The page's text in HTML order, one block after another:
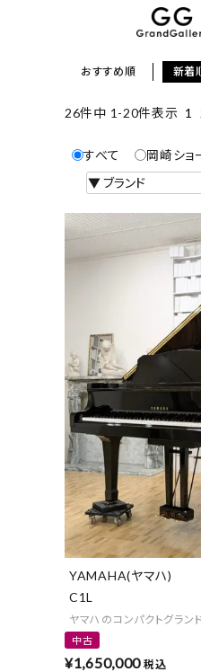
おすすめ順 新着
26件中 1 -20件表示 1
すべて 岡崎ショ
YAMAHA(ヤマハ)
C1L
ヤマハのコンパクトグラン
中古
¥1,650,000 税込